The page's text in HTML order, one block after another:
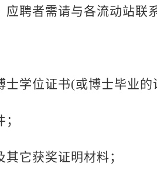
聘者需请与各流动站联
士学位证书(或博士毕业的
它获奖证明材料；